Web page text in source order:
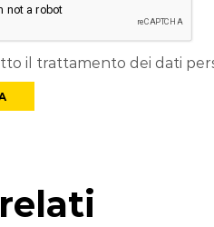
il trattamento dei dati